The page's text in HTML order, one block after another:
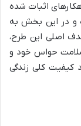
اثبات شده
و در این بخش به
اصلی این طرح،
سلامت حواس خود و
کیفیت کلی زندگی